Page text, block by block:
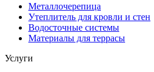
Металлочерепица
Утеплитель для кровли и стен
Водосточные системы
Материалы для террасы
Услуги